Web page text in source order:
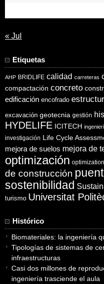
« Jul
Etiquetas
AHP BRIDLIFE calidad carreteras
compactación concreto
edificación encofrado
excavación geotecnia gestión
HYDELIFE ICITECH
investigación Life Cycle
mejora de suelos mejora de
optimización optimization
de construcción
sostenibilidad
turismo Universitat
Histórico
Biomateriales: la ingeniería
Tipologías de sistemas de
infraestructuras
Casi dos millones de
ingeniería trasciende el aula